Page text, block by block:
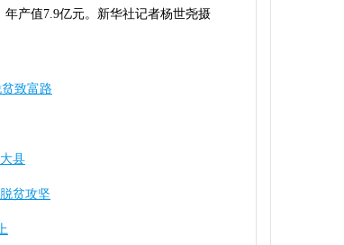
产值7.9亿元。新华社记者杨世尧摄
致富路
县
贫攻坚